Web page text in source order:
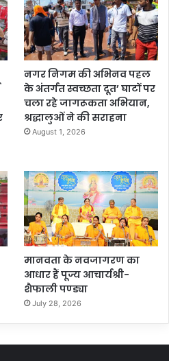
नगर निगम की अभिनव पहल
के अंतर्गत स्वच्छता दूत’ घाटों पर
चला रहे जागरूकता अभियान,
श्रद्धालुओं ने की सराहना
August 1, 2026
मानवता के नवजागरण का
आधार हैं पूज्य आचार्यश्री-
शैफाली पण्ड्या
July 28, 2026